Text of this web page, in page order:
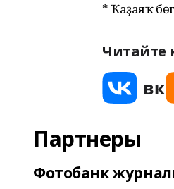
* Ҡаҙаяҡ
Читайте
Партнеры
Фотобанк